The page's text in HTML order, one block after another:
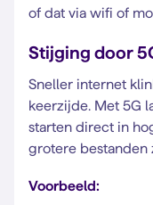
of dat via wifi of
Stijging door
Sneller internet
keerzijde. Met 5G
starten direct in
grotere bestanden
Voorbeeld: